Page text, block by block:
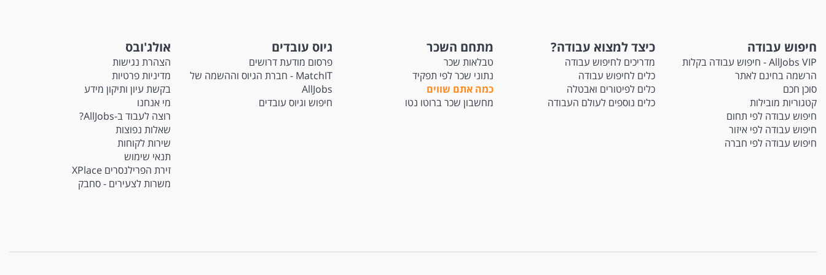
חיפוש עבודה
AllJobs VIP - חיפוש עבודה בקלות
הרשמה בחינם לאתר
סוכן חכם
קטגוריות מובילות
חיפוש עבודה לפי תחום
חיפוש עבודה לפי איזור
חיפוש עבודה לפי חברה
כיצד למצוא עבודה?
מדריכים לחיפוש עבודה
כלים לחיפוש עבודה
כלים לפיטורים ואבטלה
כלים נוספים לעולם העבודה
מתחם השכר
טבלאות שכר
נתוני שכר לפי תפקיד
כמה אתם שווים
מחשבון שכר ברוטו נטו
גיוס עובדים
פרסום מודעת דרושים
MatchIT - חברת הגיוס וההשמה של
AllJobs
חיפוש וגיוס עובדים
אולג'ובס
הצהרת נגישות
מדיניות פרטיות
בקשת עיון ותיקון מידע
מי אנחנו
רוצה לעבוד ב-AllJobs?
שאלות נפוצות
שירות לקוחות
תנאי שימוש
זירת הפרילנסרים XPlace
משרות לצעירים - סחבק